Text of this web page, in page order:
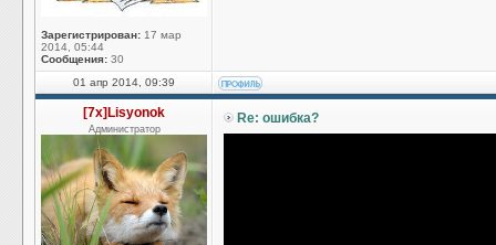
Зарегистрирован: 17 мар
2014, 05:44
Сообщения: 30
01 апр 2014, 09:39
[7x]Lisyonok
Администратор
Re: ошибка?